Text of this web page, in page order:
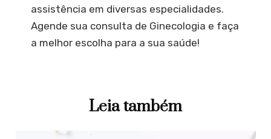
assistência em diversas especialidades.
Agende sua consulta de Ginecologia e faça
a melhor escolha para a sua saúde!
Leia também